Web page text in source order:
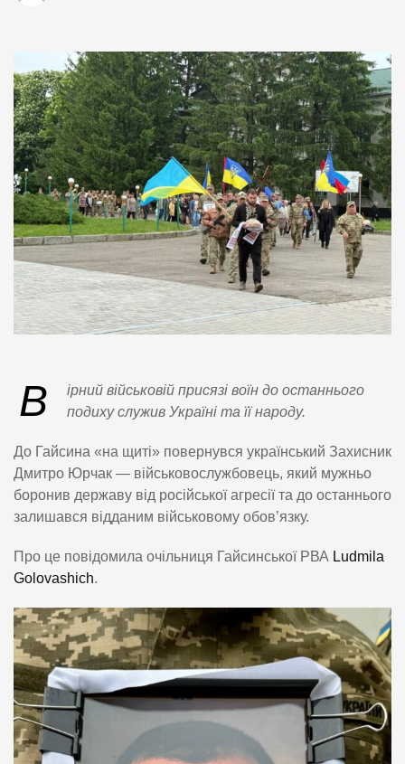
В
ірний військовій присязі воїн до останнього
подиху служив Україні та її народу.
До Гайсина «на щиті» повернувся український Захисник
Дмитро Юрчак — військовослужбовець, який мужньо
боронив державу від російської агресії та до останнього
залишався відданим військовому обов’язку.
Про це повідомила очільниця Гайсинської РВА Ludmila
Golovashich.